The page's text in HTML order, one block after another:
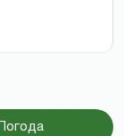
Погода